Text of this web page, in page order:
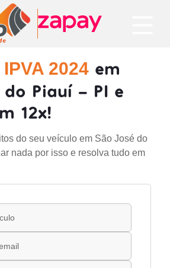
IPVA 2024 em
do Piauí - PI e
12x!
do seu veículo em São José do
nada por isso e resolva tudo em